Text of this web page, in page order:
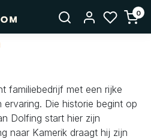
0
familiebedrijf met een rijke
Die historie begint op
Dolfing start hier zijn
naar Kamerik draagt hij zijn